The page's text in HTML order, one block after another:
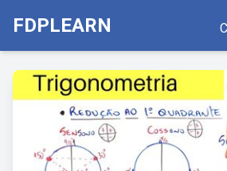
FDPLEARN